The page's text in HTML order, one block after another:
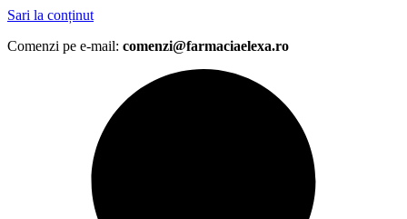
Sari la conținut
Comenzi pe e-mail: comenzi@farmaciaelexa.ro